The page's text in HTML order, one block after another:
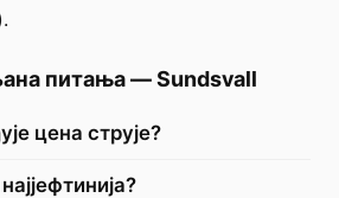
питања—Sundsvall
цена струје?